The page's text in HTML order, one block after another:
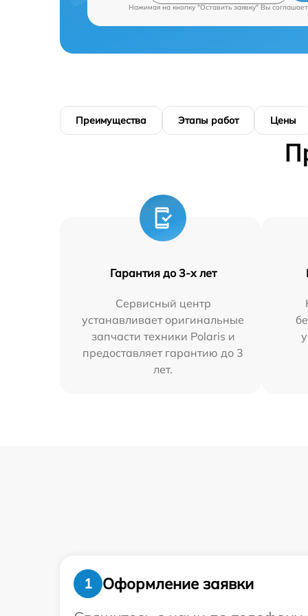
Нажимая на кнопку "Оставить заявку" Вы
Преимущества Этапы работ Цены
Гарантия до 3-х лет
Сервисный центр
устанавливает оригинальные
запчасти техники Polaris и
предоставляет гарантию до 3
лет.
1
Оформление заявки